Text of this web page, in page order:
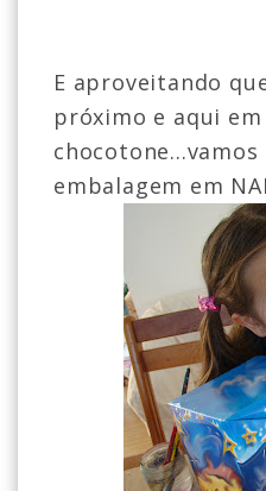
E aproveitando
próximo e aqui em
embalagem em